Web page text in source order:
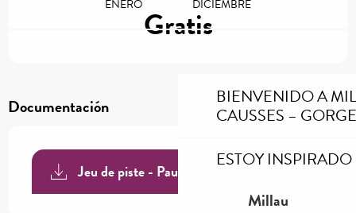
BIENVENIDO A
CAUSSES –
ESTOY INSPIRADO
Millau
ENERO DICIEMBRE
Gratis
Documentación
Jeu de piste - Paulhe et carbassas